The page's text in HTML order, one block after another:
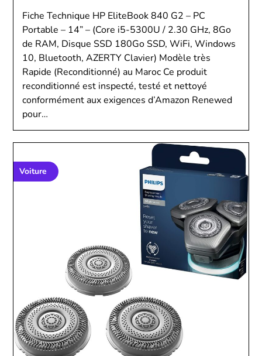
Fiche Technique HP EliteBook 840 G2 – PC
Portable – 14” – (Core i5-5300U / 2.30 GHz, 8Go
de RAM, Disque SSD 180Go SSD, WiFi, Windows
10, Bluetooth, AZERTY Clavier) Modèle très
Rapide (Reconditionné) au Maroc Ce produit
reconditionné est inspecté, testé et nettoyé
conformément aux exigences d’Amazon Renewed
pour…
Voiture